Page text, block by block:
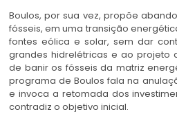
Boulos, por sua vez, propõe
fósseis, em uma transição
fontes eólica e solar, sem dar
grandes hidrelétricas e ao projeto
de banir os fósseis da matriz
programa de Boulos fala na
e invoca a retomada dos
contradiz o objetivo inicial.